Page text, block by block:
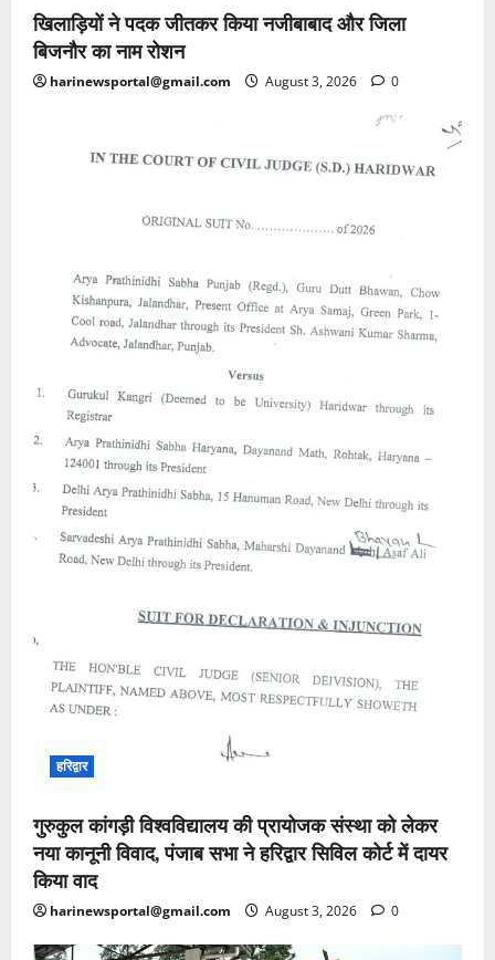
खिलाड़ियों ने पदक जीतकर किया नजीबाबाद और जिला
बिजनौर का नाम रोशन
harinewsportal@gmail.com August 3, 2026 0
हरिद्वार
गुरुकुल कांगड़ी विश्वविद्यालय की प्रायोजक संस्था को लेकर
नया कानूनी विवाद, पंजाब सभा ने हरिद्वार सिविल कोर्ट में दायर
किया वाद
harinewsportal@gmail.com August 3, 2026 0